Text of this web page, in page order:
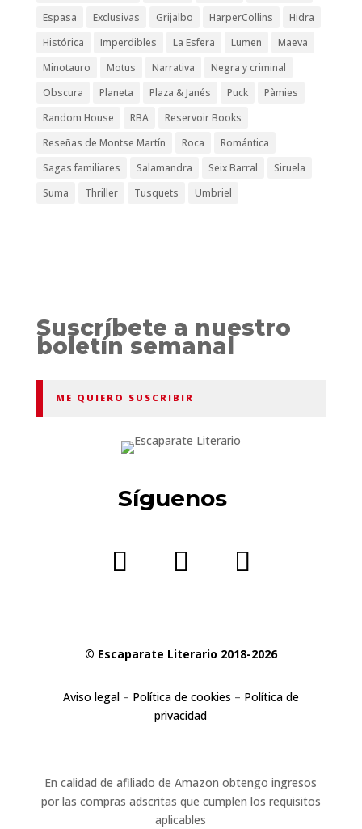
Espasa
Exclusivas Grijalbo HarperCollins
Hidra
Histórica
Imperdibles La Esfera Lumen
Maeva
Minotauro
Motus Narrativa
Negra y criminal
Obscura
Planeta Plaza & Janés Puck
Pàmies
Random House
RBA
Reservoir Books
Reseñas de Montse Martín
Roca
Romántica
Sagas familiares
Salamandra Seix Barral
Siruela
Suma
Thriller Tusquets Umbriel
Suscríbete a nuestro
boletín semanal
ME QUIERO SUSCRIBIR
Síguenos
© Escaparate Literario 2018-2026
Aviso legal– Política de cookies – Política de
privacidad
En calidad de afiliado de Amazon obtengo ingresos
por las compras adscritas que cumplen los requisitos
aplicables